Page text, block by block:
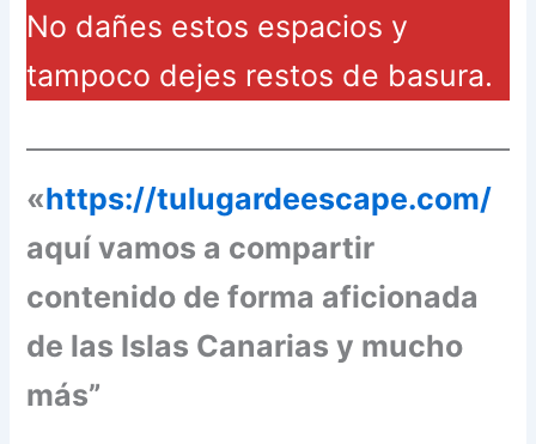
No dañes estos espacios y
tampoco dejes restos de basura.
«https://tulugardeescape.com/
aquí vamos a compartir
contenido de forma aficionada
de las Islas Canarias y mucho
más”